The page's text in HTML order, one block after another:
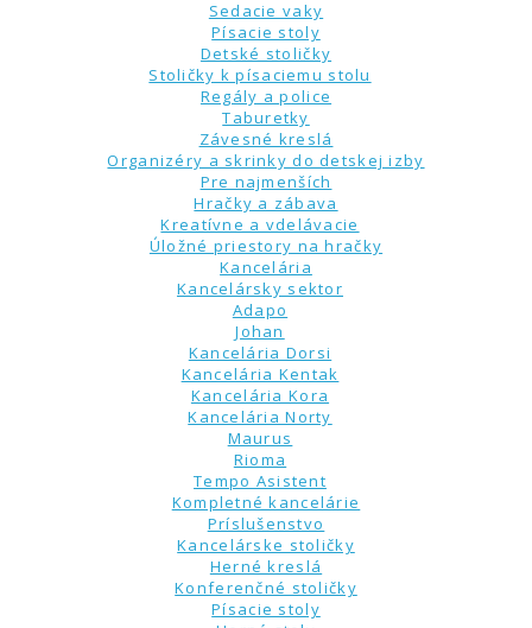
Sedacie vaky
Písacie stoly
Detské stoličky
Stoličky k písaciemu stolu
Regály a police
Taburetky
Závesné kreslá
Organizéry a skrinky do detskej izby
Pre najmenších
Hračky a zábava
Kreatívne a vdelávacie
Úložné priestory na hračky
Kancelária
Kancelársky sektor
Adapo
Johan
Kancelária Dorsi
Kancelária Kentak
Kancelária Kora
Kancelária Norty
Maurus
Rioma
Tempo Asistent
Kompletné kancelárie
Príslušenstvo
Kancelárske stoličky
Herné kreslá
Konferenčné stoličky
Písacie stoly